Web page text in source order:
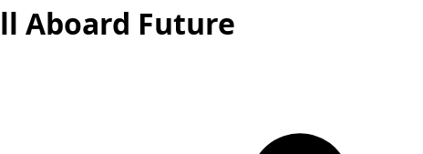
Aboard Future